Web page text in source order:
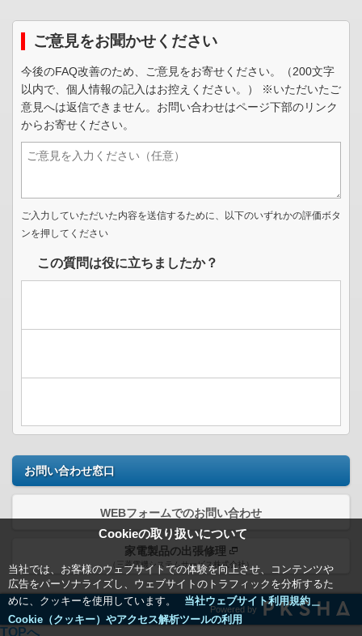
Cookieの取り扱いについて
当社では、お客様のウェブサイトでの体験を向上させ、コンテンツや
広告をパーソナライズし、ウェブサイトのトラフィックを分析するた
めに、クッキーを使用しています。
当社ウェブサイト利用規約＿
Cookie（クッキー）やアクセス解析ツールの利用
ご意見をお聞かせください
今後のFAQ改善のため、ご意見をお寄せください。（200文字
以内で、個人情報の記入はお控えください。） ※いただいたご
意見へは返信できません。お問い合わせはページ下部のリンク
からお寄せください。
ご入力していただいた内容を送信するために、以下のいずれかの評価ボタ
ンを押してください
この質問は役に立ちましたか？
お問い合わせ窓口
WEBフォームでのお問い合わせ
家電製品の出張修理
（三菱電機システムサービス株式会社）
Powered by
TOPへ